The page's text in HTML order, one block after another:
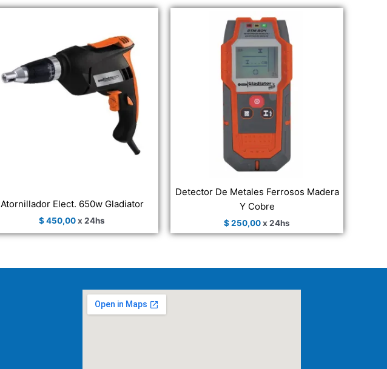
Atornillador Elect. 650w Gladiator
$450,00x 24hs
Detector De Metales Ferrosos Madera
Y Cobre
$250,00x 24hs